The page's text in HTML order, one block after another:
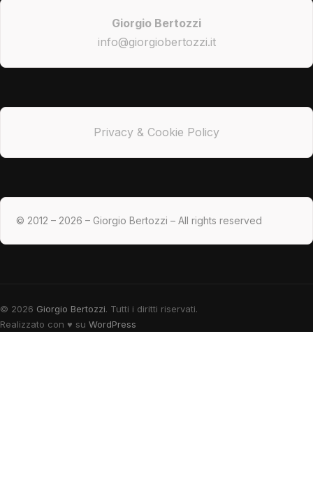
Giorgio Bertozzi
info@giorgiobertozzi.it
Privacy & Cookie Policy
© 2012 – 2026 – Giorgio Bertozzi – All rights reserved
© 2026 Giorgio Bertozzi. Tutti i diritti riservati.
Realizzato con ♥ su WordPress